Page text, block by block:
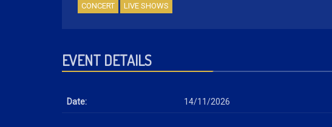
CONCERT LIVE SHOWS
EVENT DETAILS
Date: 14/11/2026